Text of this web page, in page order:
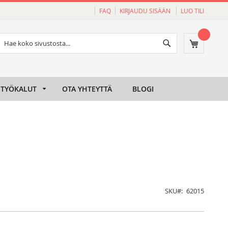
FAQ KIRJAUDU SISÄÄN LUO TILI
Ostoskori
TYÖKALUT OTA YHTEYTTÄ BLOGI
SKU 62015